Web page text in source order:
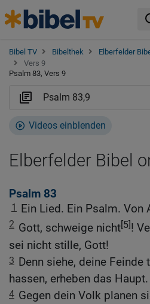
Bibel TV Bibelthek Elberfelder
Vers 9
Psalm 83, Vers 9
Videos einblenden
Elberfelder Bibel
Psalm 83
1 Ein Lied. Ein Psalm. Von
2 Gott, schweige nicht[5]!
sei nicht stille, Gott!
3 Denn siehe, deine Feinde
hassen, erheben das Haupt.
4 Gegen dein Volk planen